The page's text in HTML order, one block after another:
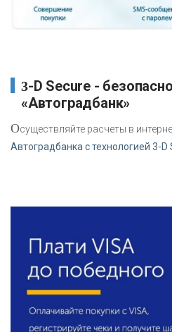
3-D Secure - безопасность вашей карты -
«Автоградбанк»
Осуществляйте расчеты в
Автоградбанка с технологией 3-D